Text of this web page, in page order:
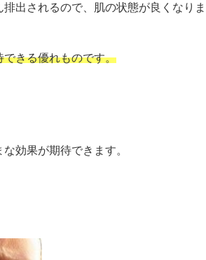
出されるので、肌の状態が良くなりま
きる優れものです。
効果が期待できます。